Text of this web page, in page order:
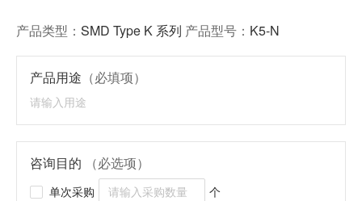
产品类型： SMD Type K 系列 产品型号： K5-N
产品用途 （必填项）
咨询目的 （必选项）
单次采购 个